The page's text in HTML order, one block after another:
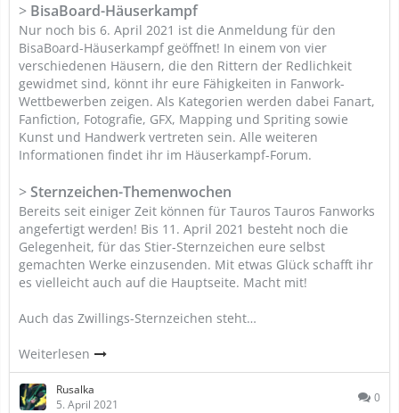
> BisaBoard-Häuserkampf
Nur noch bis 6. April 2021 ist die Anmeldung für den
BisaBoard-Häuserkampf geöffnet! In einem von vier
verschiedenen Häusern, die den Rittern der Redlichkeit
gewidmet sind, könnt ihr eure Fähigkeiten in Fanwork-
Wettbewerben zeigen. Als Kategorien werden dabei Fanart,
Fanfiction, Fotografie, GFX, Mapping und Spriting sowie
Kunst und Handwerk vertreten sein. Alle weiteren
Informationen findet ihr im Häuserkampf-Forum.
>Sternzeichen-Themenwochen
Bereits seit einiger Zeit können für Tauros Tauros Fanworks
angefertigt werden! Bis 11. April 2021 besteht noch die
Gelegenheit, für das Stier-Sternzeichen eure selbst
gemachten Werke einzusenden. Mit etwas Glück schafft ihr
es vielleicht auch auf die Hauptseite. Macht mit!
Auch das Zwillings-Sternzeichen steht…
Weiterlesen
Rusalka
5. April 2021
0